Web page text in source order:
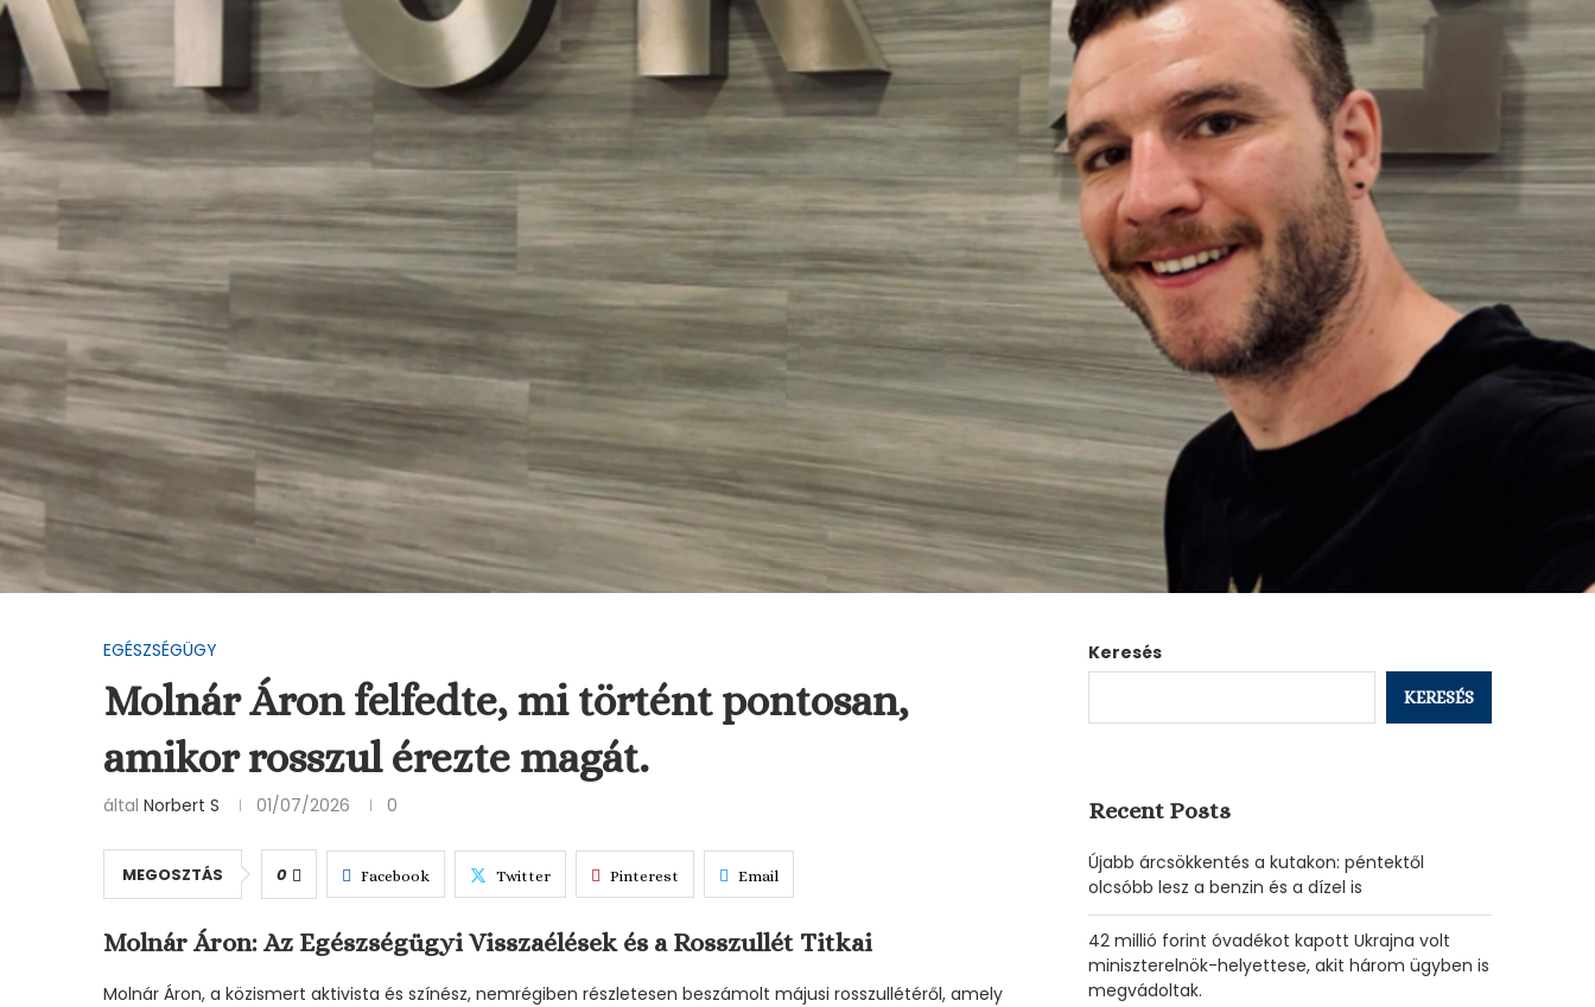
EGÉSZSÉGÜGY
Molnár Áron felfedte, mi történt pontosan,
amikor rosszul érezte magát.
által Norbert S 01/07/2026 0
MEGOSZTÁS 0 Facebook Twitter Pinterest Email
Molnár Áron: Az Egészségügyi Visszaélések és a Rosszullét Titkai
Molnár Áron, a közismert aktivista és színész, nemrégiben részletesen beszámolt májusi rosszullétéről, amely
Keresés
KERESÉS
Recent Posts
Újabb árcsökkentés a kutakon: péntektől
olcsóbb lesz a benzin és a dízel is
42 millió forint óvadékot kapott Ukrajna volt
miniszterelnök-helyettese, akit három ügyben is
megvádoltak.